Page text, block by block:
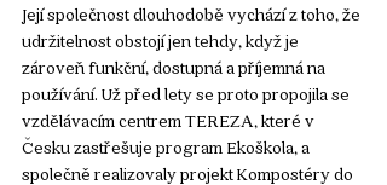
Její společnost dlouhodobě vychází z toho, že
udržitelnost obstojí jen tehdy, když je
zároveň funkční, dostupná a příjemná na
používání. Už před lety se proto propojila se
vzdělávacím centrem TEREZA, které v
Česku zastřešuje program Ekoškola, a
společně realizovaly projekt Kompostéry do